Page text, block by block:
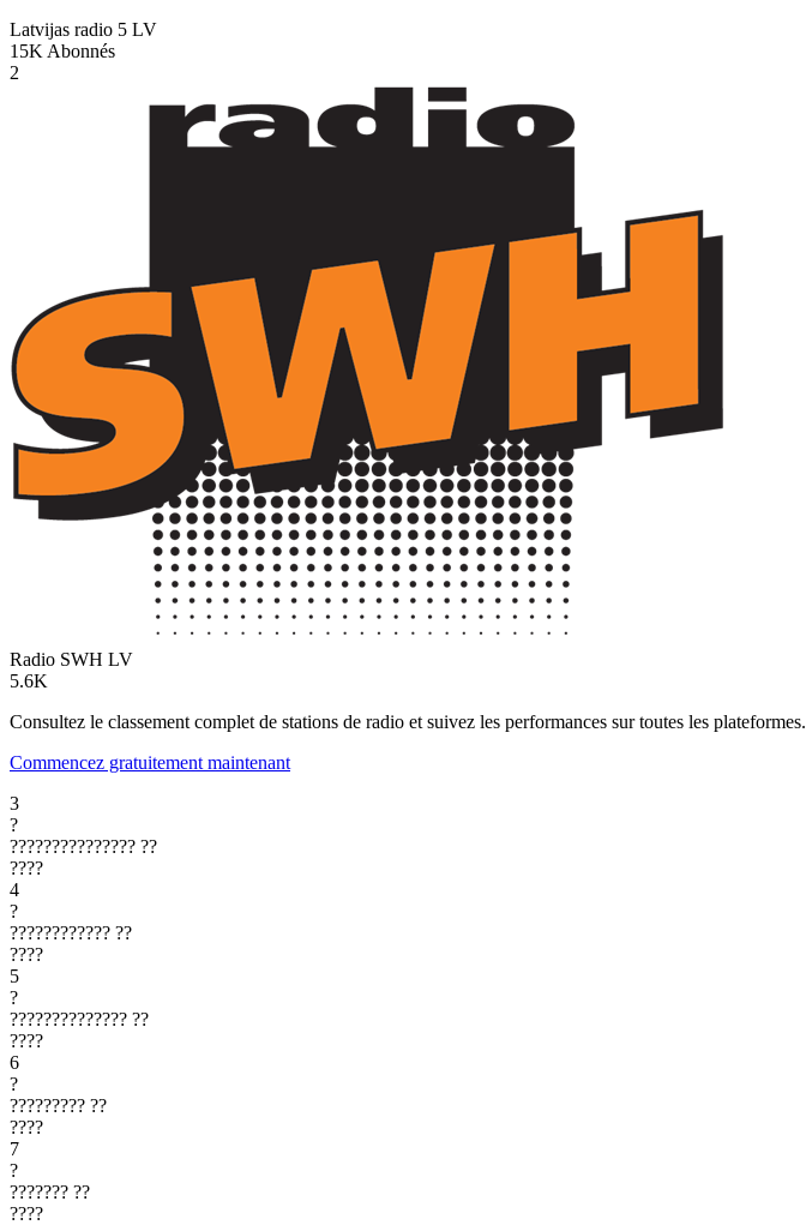
Latvijas radio 5 LV
15K Abonnés
2
Radio SWH LV
5.6K
Consultez le classement complet de stations de radio et suivez les performances sur toutes les plateformes.
Commencez gratuitement maintenant
3
?
??????????????? ??
????
4
?
???????????? ??
????
5
?
?????????????? ??
????
6
?
????????? ??
????
7
?
??????? ??
????